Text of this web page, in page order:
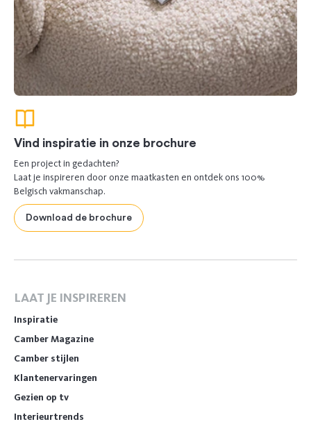
Vind inspiratie in onze brochure
Een project in gedachten?
Laat je inspireren door onze maatkasten en ontdek ons 100%
Belgisch vakmanschap.
Download de brochure
LAAT JE INSPIREREN
Inspiratie
Camber Magazine
Camber stijlen
Klantenervaringen
Gezien op tv
Interieurtrends